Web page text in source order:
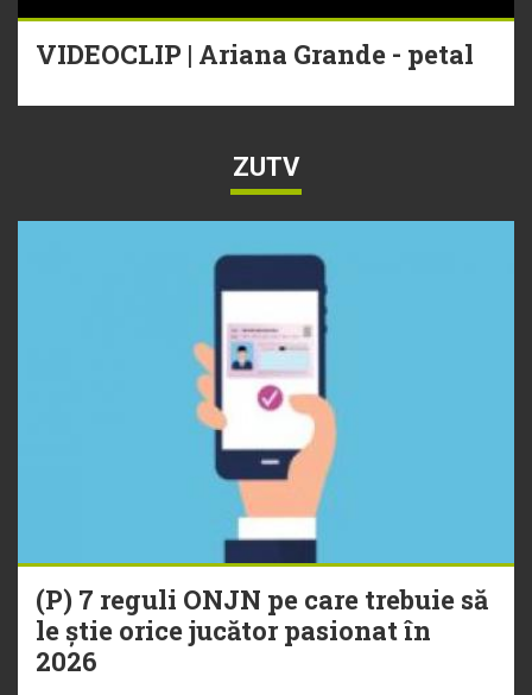
VIDEOCLIP | Ariana Grande - petal
ZUTV
(P) 7 reguli ONJN pe care trebuie să
le știe orice jucător pasionat în
2026